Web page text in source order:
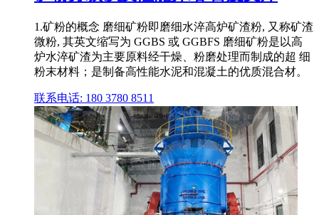
1.矿粉的概念 磨细矿粉即磨细水淬高炉矿渣粉, 又称矿渣
微粉, 其英文缩写为 GGBS 或 GGBFS 磨细矿粉是以高
炉水淬矿渣为主要原料经干燥、粉磨处理而制成的超 细
粉末材料；是制备高性能水泥和混凝土的优质混合材。
联系电话: 180 3780 8511